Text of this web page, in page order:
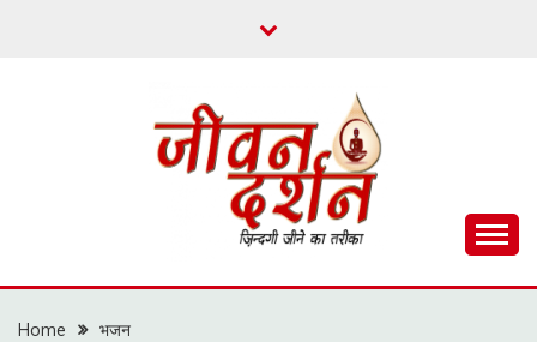
जीवन दर्शन
Home
भजन